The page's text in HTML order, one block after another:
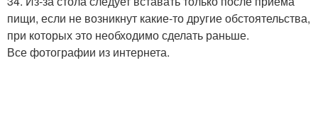
пищи, если не возникнут какие-то другие обстоятельства,
при которых это необходимо сделать раньше.
Все фотографии из интернета.